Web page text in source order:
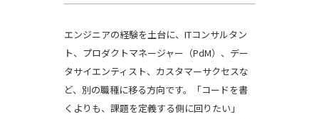
エンジニアの経験を土台に、ITコンサルタン
ト、プロダクトマネージャー（PdM）、デー
タサイエンティスト、カスタマーサクセスな
ど、別の職種に移る方向です。「コードを書
くよりも、課題を定義する側に回りたい」